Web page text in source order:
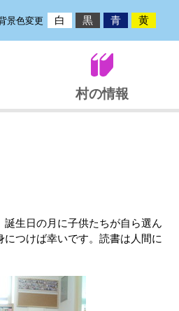
景色変更 白 黒 青 黄
村の情報
生日の月に子供たちが自ら選ん
つけば幸いです。読書は人間に